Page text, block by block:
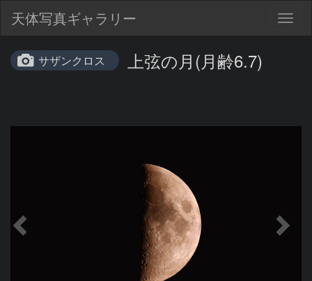
天体写真ギャラリー
サザンクロス 上弦の月(月齢6.7)